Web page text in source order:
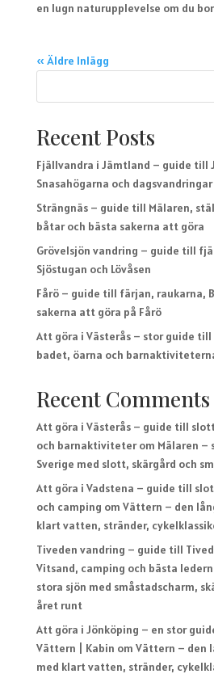
en lugn naturupplevelse om du
« Äldre Inlägg
Recent Posts
Fjällvandra i Jämtland – guide till
Snasahögarna och dagsvandringar
Strängnäs – guide till Mälaren,
båtar och bästa sakerna att göra
Grövelsjön vandring – guide till
Sjöstugan och Lövåsen
Fårö – guide till färjan, raukarna,
sakerna att göra på Fårö
Att göra i Västerås – stor guide
badet, öarna och
Recent Comments
Att göra i Västerås – guide till
och barnaktiviteterom Mälaren –
Sverige med slott, skärgård och
Att göra i Vadstena – guide till
och camping om Vättern – den
klart vatten, stränder,
Tiveden vandring – guide till
Vitsand, camping och bästa
stora sjön med småstadscharm,
året runt
Att göra i Jönköping – en stor
Vättern | Kabin om Vättern – den
med klart vatten, stränder,